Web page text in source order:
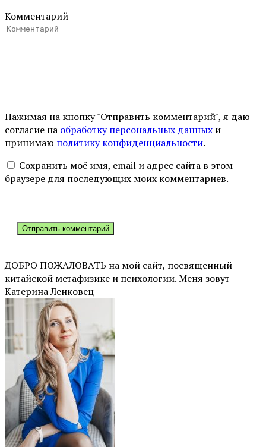
Комментарий
Нажимая на кнопку "Отправить комментарий", я даю
согласие на обработку персональных данных и
принимаю политику конфиденциальности.
Сохранить моё имя, email и адрес сайта в этом
браузере для последующих моих комментариев.
ДОБРО ПОЖАЛОВАТЬ на мой сайт, посвященный
китайской метафизике и психологии. Меня зовут
Катерина Ленковец